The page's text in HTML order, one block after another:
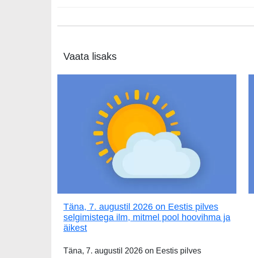
Vaata lisaks
Täna, 7. augustil 2026 on Eestis pilves
selgimistega ilm, mitmel pool hoovihma ja
äikest
Täna, 7. augustil 2026 on Eestis pilves